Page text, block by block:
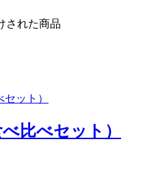
された商品
比べセット）